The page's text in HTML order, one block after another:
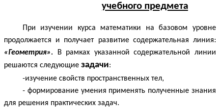
учебного предмета
При изучении курса математики на базовом уровне
продолжается и получает развитие содержательная линия:
«Геометрия». В рамках указанной содержательной линии
решаются следующие задачи:
-изучение свойств пространственных тел,
- формирование умения применять полученные знания
для решения практических задач.